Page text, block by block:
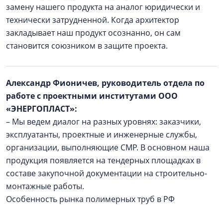
замену нашего продукта на аналог юридически и
технически затрудненной. Когда архитектор
закладывает наш продукт осознанно, он сам
становится союзником в защите проекта.
Александр Фионичев, руководитель отдела по
работе с проектными институтами ООО
«ЭНЕРГОПЛАСТ»:
– Мы ведем диалог на разных уровнях: заказчики,
эксплуатанты, проектные и инженерные службы,
организации, выполняющие СМР. В основном наша
продукция появляется на тендерных площадках в
составе закупочной документации на строительно-
монтажные работы.
Особенность рынка полимерных труб в РФ